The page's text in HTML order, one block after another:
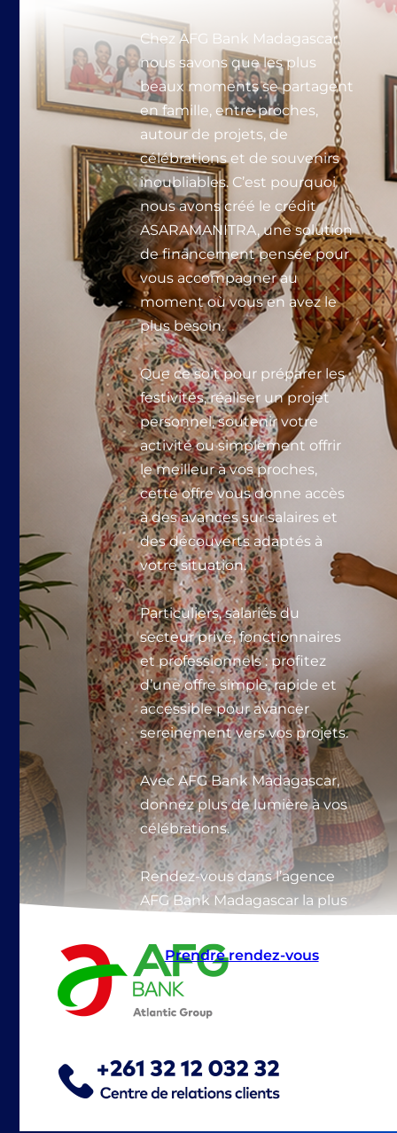
Chez AFG Bank Madagascar,
nous savons que les plus
beaux moments se partagent
en famille, entre proches,
autour de projets, de
célébrations et de souvenirs
inoubliables. C’est pourquoi
nous avons créé le crédit
ASARAMANITRA, une solution
de financement pensée pour
vous accompagner au
moment où vous en avez le
plus besoin.
Que ce soit pour préparer les
festivités, réaliser un projet
personnel, soutenir votre
activité ou simplement offrir
le meilleur à vos proches,
cette offre vous donne accès
à des avances sur salaires et
des découverts adaptés à
votre situation.
Particuliers, salariés du
secteur privé, fonctionnaires
et professionnels : profitez
d’une offre simple, rapide et
accessible pour avancer
sereinement vers vos projets.
Avec AFG Bank Madagascar,
donnez plus de lumière à vos
célébrations.
Rendez-vous dans l’agence
AFG Bank Madagascar la plus
Prendre rendez-vous